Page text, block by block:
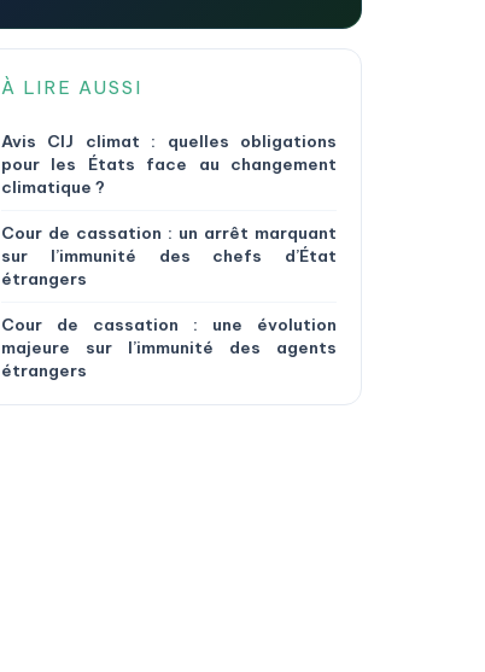
À LIRE AUSSI
Avis CIJ climat : quelles obligations
pour les États face au changement
climatique ?
Cour de cassation : un arrêt marquant
sur l’immunité des chefs d’État
étrangers
Cour de cassation : une évolution
majeure sur l’immunité des agents
étrangers